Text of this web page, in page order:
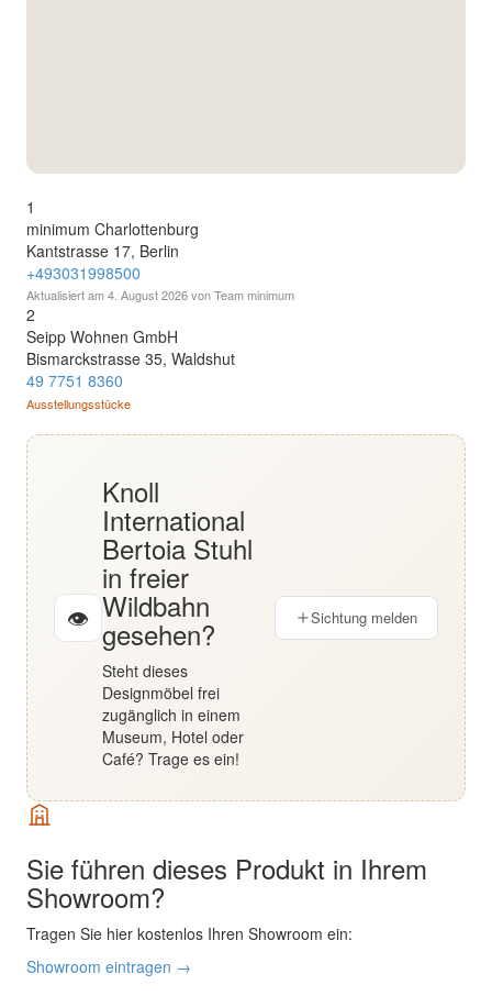
1
minimum Charlottenburg
Kantstrasse 17, Berlin
+493031998500
Aktualisiert am4. August 2026von Team minimum
2
Seipp Wohnen GmbH
Bismarckstrasse 35, Waldshut
49 7751 8360
Ausstellungsstücke
👁
Knoll
International
Bertoia Stuhl
in freier
Wildbahn
gesehen?
Steht dieses
Designmöbel frei
zugänglich in einem
Museum, Hotel oder
Café? Trage es ein!
Sichtung melden
Sie führen dieses Produkt in Ihrem
Showroom?
Tragen Sie hier kostenlos Ihren Showroom ein:
Showroom eintragen →